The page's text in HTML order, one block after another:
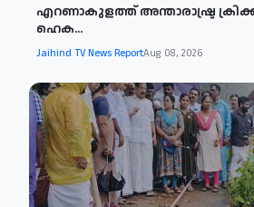
എറണാകുളത്ത് അന്താരാഷ്ട്ര
ഹെക...
Jaihind TV News ReportAug 08, 2026